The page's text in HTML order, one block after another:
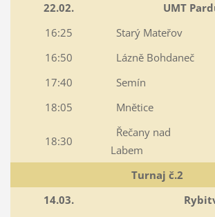
22.02.
UMT
16:25
Starý Mateřov
16:50
Lázně Bohdaneč
17:40
Semín
18:05
Mnětice
18:30
Řečany nad
Labem
Turnaj č.2
14.03.